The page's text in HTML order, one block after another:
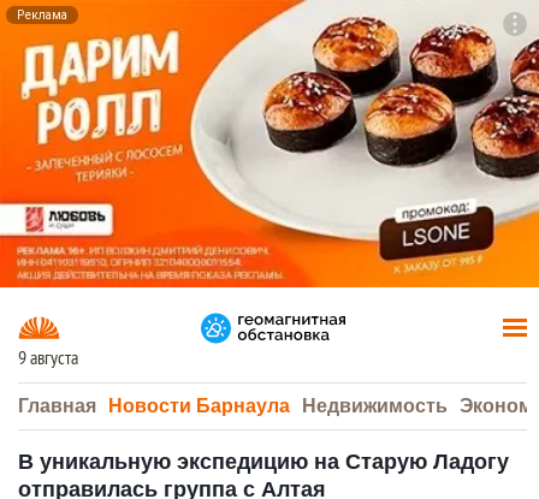
Реклама
9 августа
Главная Новости Барнаула Недвижимость
В уникальную экспедицию на Старую Ладогу
отправилась группа с Алтая